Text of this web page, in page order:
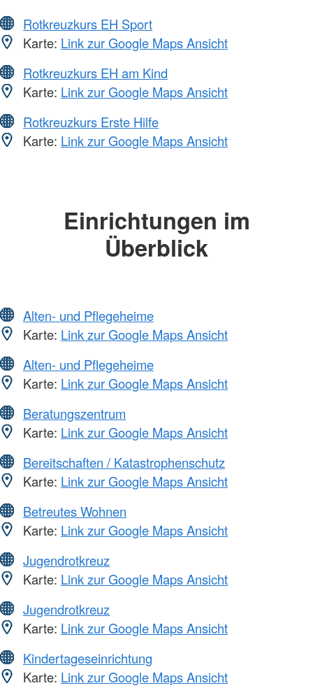
Rotkreuzkurs EH Sport
Karte: Link zur Google Maps Ansicht
Rotkreuzkurs EH am Kind
Karte: Link zur Google Maps Ansicht
Rotkreuzkurs Erste Hilfe
Karte: Link zur Google Maps Ansicht
Einrichtungen im
Überblick
Alten- und Pflegeheime
Karte: Link zur Google Maps Ansicht
Alten- und Pflegeheime
Karte: Link zur Google Maps Ansicht
Beratungszentrum
Karte: Link zur Google Maps Ansicht
Bereitschaften / Katastrophenschutz
Karte: Link zur Google Maps Ansicht
Betreutes Wohnen
Karte: Link zur Google Maps Ansicht
Jugendrotkreuz
Karte: Link zur Google Maps Ansicht
Jugendrotkreuz
Karte: Link zur Google Maps Ansicht
Kindertageseinrichtung
Karte: Link zur Google Maps Ansicht